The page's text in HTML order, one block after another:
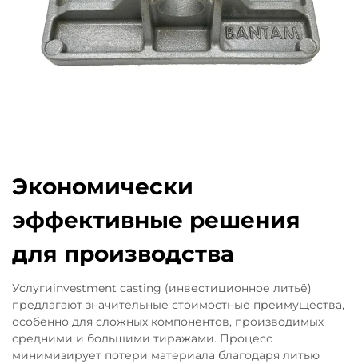
Экономически
эффективные решения
для производства
Услугиinvestment casting (инвестиционное литьё)
предлагают значительные стоимостные преимущества,
особенно для сложных компонентов, производимых
средними и большими тиражами. Процесс
минимизирует потери материала благодаря литью